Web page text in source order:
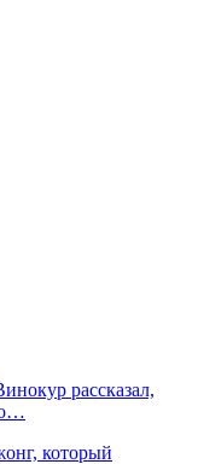
рассказал,
который